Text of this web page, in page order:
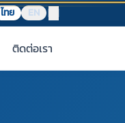
ไทย EN
ติดต่อเรา